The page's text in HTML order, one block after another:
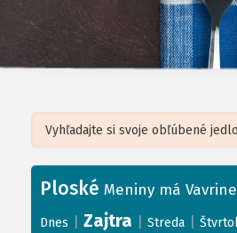
+
−
Leaflet| ©OpenStreetMap, Tiles courtesy of
Ploské Meniny má
Dnes Zajtra Streda